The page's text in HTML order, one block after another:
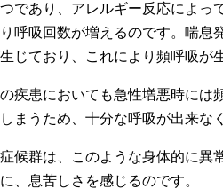
であり、アレルギー反応によっ
呼吸回数が増えるのです。喘息
じており、これにより頻呼吸が
疾患においても急性増悪時には
まうため、十分な呼吸が出来な
候群は、このような身体的に異
、息苦しさを感じるのです。